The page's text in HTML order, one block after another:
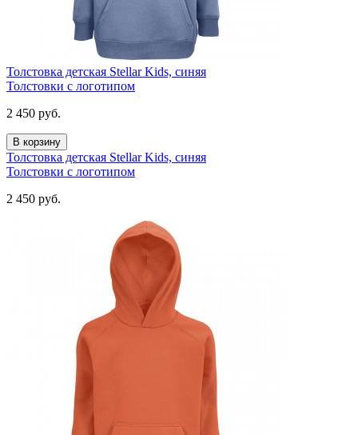
Толстовка детская Stellar Kids, синяя
Толстовки с логотипом
2 450 руб.
В корзину
Толстовка детская Stellar Kids, синяя
Толстовки с логотипом
2 450 руб.